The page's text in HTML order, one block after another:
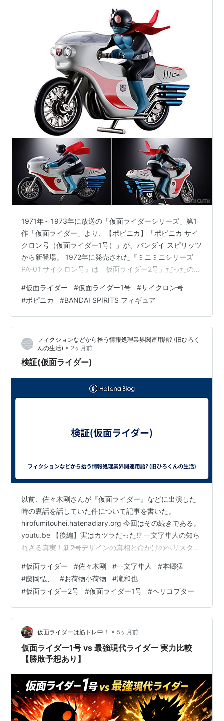
1971年～1973年に放送の「仮面ライダーシリーズ」第1
作「仮面ライダー」より、【ポピニカ】「ポピニカ サイ
クロン号（仮面ライダー1号）」が、バンダイ スピリッツ
から新登場。 1972年に発売された『ミニミニシリーズ
PA-01 サイクロン号』は「仮面ライダー2号」だったの
ン号』は今作が初。 なんか、「タカラトミー」産の【ミ
ッシングリンク】シリーズのような感じ。 フィギュアの
サイズは、 ノンスケールの全長：約9cm。 ポピニカ『サ
イクロン号（仮面ライダー1号）』仮面ライダー 復刻玩具
は、バンダイ スピリッツより2027年01月発売の予定で…
#仮面ライダー #仮面ライダー1号 #サイクロン号
#ポピニカ #BANDAI SPIRITS フィギュア
フィクションなどから拾う情報処理業界関連用語? (旧ひろく
んの生活) • 2ヶ月前
検証(仮面ライダー)
以前、佐々木剛さんが『仮面ライダー』などに出演した
時の裏話を話していた件について記事を書いた。
hirofumitouhei.hatenadiary.org 今回はその続きである。
youtu.be 【後編】実はカツラだった!? 一文字隼人の知ら
れざる真実！新2号デザインの真相と命がけのヘリスタン
おそらく聞き手が取り違えたのだろうが、微妙に間違い
があるものとなってしまった。 カツラの話は事実だ。
『お荷物小荷物』での出来事だったところまでは知らな
かったが、仕事で悩んでいた話は知っている。雨降って
いる時に西へ西へ向かって走って晴れているところを
探…
#仮面ライダー #佐々木剛 #一文字隼人 #本郷猛
#藤岡弘、 #お荷物小荷物 #滝和也
#仮面ライダー2号 #仮面ライダー1号 #ヘリコプター
仮面ライダーは筋トレ中！ • 5ヶ月前
仮面ライダー1号 vs 最強現代ライダー 実力比較
【勝敗予想あり】